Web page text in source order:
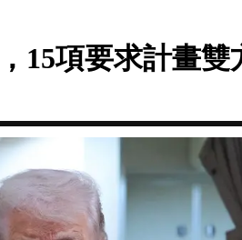
15項要求計畫雙